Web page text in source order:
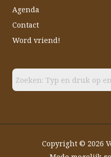
Agenda
Contact
Word vriend!
Copyright © 2026